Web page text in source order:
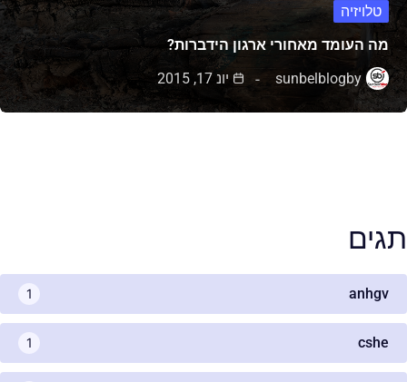
טלויזיה
מה העומד מאחורי ארגון הידברות?
by
sunbelblog יונ 17, 2015
תגים
anhgv
1
cshe
1